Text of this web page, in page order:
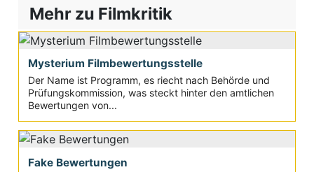
Mehr zu Filmkritik
Mysterium Filmbewertungsstelle
Der Name ist Programm, es riecht nach Behörde und
Prüfungskommission, was steckt hinter den amtlichen
Bewertungen von...
Fake Bewertungen